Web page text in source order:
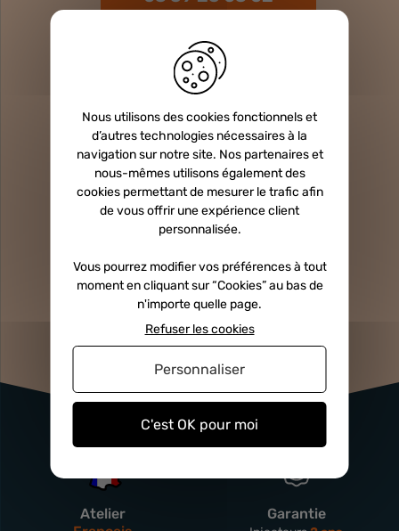
Newsletter
Inscrivez-vous et recevez nos offres et
promotions par e-mail
Nous suivre
Sur les réseaux
Atelier
Garantie
Nous utilisons des cookies fonctionnels et
d’autres technologies nécessaires à la
navigation sur notre site. Nos partenaires et
nous-mêmes utilisons également des
cookies permettant de mesurer le trafic afin
de vous offrir une expérience client
personnalisée.
Vous pourrez modifier vos préférences à tout
moment en cliquant sur “Cookies” au bas de
n'importe quelle page.
C'est OK pour moi
Refuser les cookies
Personnaliser